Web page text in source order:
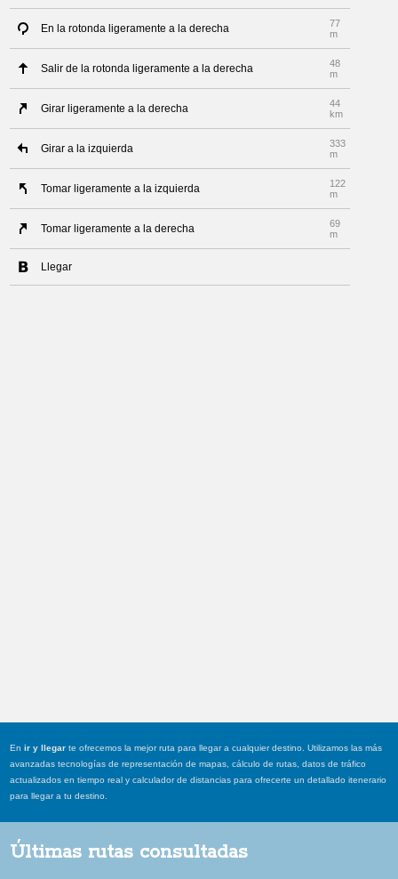
En la rotonda ligeramente a la derecha
77
m
Salir de la rotonda ligeramente a la derecha
48
m
Girar ligeramente a la derecha
44
km
Girar a la izquierda
333
m
Tomar ligeramente a la izquierda
122
m
Tomar ligeramente a la derecha
69
m
Llegar
Enir y llegar te ofrecemos la mejor ruta para llegar a cualquier destino. Utilizamos las más
avanzadas tecnologías de representación de mapas, cálculo de rutas, datos de tráfico
actualizados en tiempo real y calculador de distancias para ofrecerte un detallado itenerario
para llegar a tu destino.
Últimas rutas consultadas